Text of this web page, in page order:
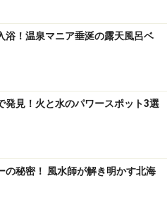
い刺激を与えてくれる。[無
ェイ＆リフトを乗り継ぎ黒
滝｜これらの情報は→層雲
。最新の内容をご確認くださ
浴！温泉マニア垂涎の露天風呂ベ
発見！火と水のパワースポット3選
の秘密！ 風水師が解き明かす北海